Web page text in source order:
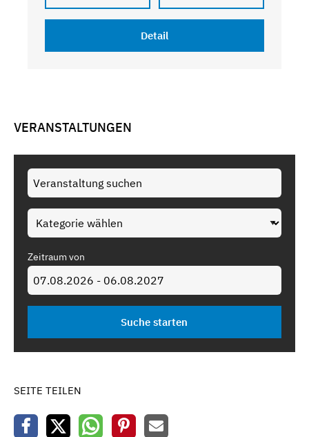
Detail
VERANSTALTUNGEN
Zeitraum von
SEITE TEILEN